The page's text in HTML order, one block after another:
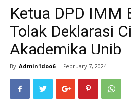
Ketua DPD IMM
Tolak Deklarasi
Akademika Unib
By Admin1doo6 - February 7, 2024